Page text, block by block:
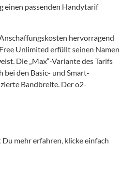
einen passenden Handytarif
hervorragend
Unlimited erfüllt seinen Namen
Die „Max“-Variante des Tarifs
den Basic- und Smart-
Bandbreite. Der o2-
mehr erfahren, klicke einfach